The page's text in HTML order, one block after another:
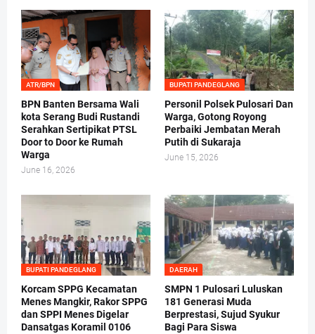
ATR/BPN
BPN Banten Bersama Wali
kota Serang Budi Rustandi
Serahkan Sertipikat PTSL
Door to Door ke Rumah
Warga
June 16, 2026
BUPATI PANDEGLANG
Personil Polsek Pulosari Dan
Warga, Gotong Royong
Perbaiki Jembatan Merah
Putih di Sukaraja
June 15, 2026
BUPATI PANDEGLANG
Korcam SPPG Kecamatan
Menes Mangkir, Rakor SPPG
dan SPPI Menes Digelar
Dansatgas Koramil 0106
DAERAH
SMPN 1 Pulosari Luluskan
181 Generasi Muda
Berprestasi, Sujud Syukur
Bagi Para Siswa